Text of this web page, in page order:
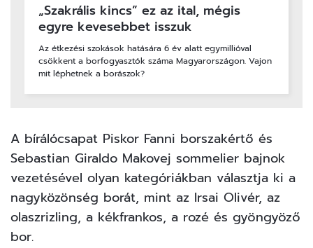
„Szakrális kincs” ez az ital, mégis
egyre kevesebbet isszuk
Az étkezési szokások hatására 6 év alatt egymillióval
csökkent a borfogyasztók száma Magyarországon. Vajon
mit léphetnek a borászok?
A bírálócsapat Piskor Fanni borszakértő és
Sebastian Giraldo Makovej sommelier bajnok
vezetésével olyan kategóriákban választja ki a
nagyközönség borát, mint az Irsai Olivér, az
olaszrizling, a kékfrankos, a rozé és gyöngyöző
bor.